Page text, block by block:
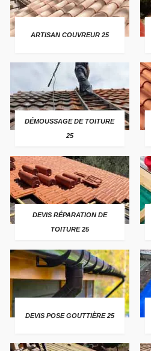
ARTISAN COUVREUR 25
DÉMOUSSAGE DE TOITURE
25
DEVIS RÉPARATION DE
TOITURE 25
DEVIS POSE GOUTTIÈRE 25